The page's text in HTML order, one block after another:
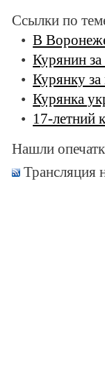
Ссылки по
В
Курянин
Курянку
Курянка
17-летний
Нашли
Трансляция